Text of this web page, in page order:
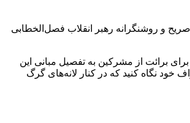
و روشنگرانه رهبر انقلاب فصل‌الخطابی
برائت از مشرکین به تفصیل مبانی این
خود نگاه کنید که در کنار لانه‌های گرگ